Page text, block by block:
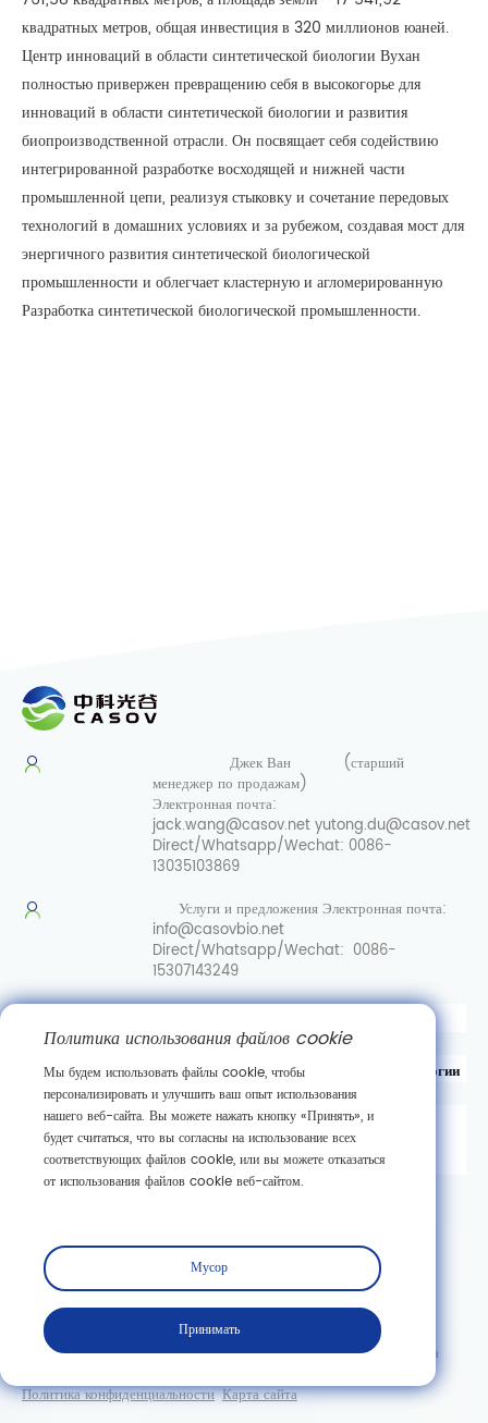
квадратных метров, общая инвестиция в 320 миллионов юаней.
Центр инноваций в области синтетической биологии Вухан
полностью привержен превращению себя в высокогорье для
инноваций в области синтетической биологии и развития
биопроизводственной отрасли. Он посвящает себя содействию
интегрированной разработке восходящей и нижней части
промышленной цепи, реализуя стыковку и сочетание передовых
технологий в домашних условиях и за рубежом, создавая мост для
энергичного развития синтетической биологической
промышленности и облегчает кластерную и агломерированную
Разработка синтетической биологической промышленности.
Джек Ван
(старший
менеджер по продажам)
Электронная почта:
jack.wang@casov.netyutong.du@casov.net
Direct/Whatsapp/Wechat: 0086-
13035103869
Услуги и предложенияЭлектронная почта:
info@casovbio.net
Direct/Whatsapp/Wechat: 0086-
15307143249
Уханьский центр инноваций в области синтетической биологии
д. 89, 3-я улица Гаокэюань,
район развития новых технологий Дунху,
г. Ухань, провинция Хубэй
Подписаться
Copyright © Wuhan Casov Green Biotech Co., Ltd. Все права
Политика конфиденциальности Карта сайта
Политика использования файлов cookie
Мы будем использовать файлы cookie, чтобы
персонализировать и улучшить ваш опыт использования
нашего веб-сайта. Вы можете нажать кнопку «Принять», и
будет считаться, что вы согласны на использование всех
соответствующих файлов cookie, или вы можете отказаться
от использования файлов cookie веб-сайтом.
Мусор
Принимать